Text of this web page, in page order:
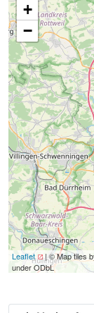
+
−
Leaflet
| © Map tiles
under ODbL